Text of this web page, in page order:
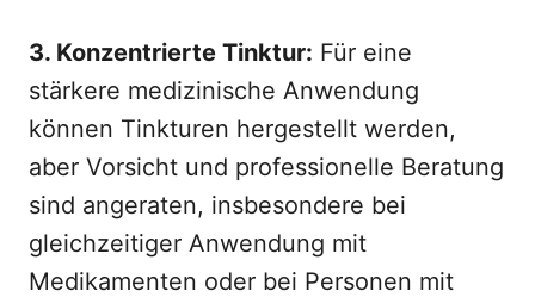
3. Konzentrierte Tinktur: Für eine
stärkere medizinische Anwendung
können Tinkturen hergestellt werden,
aber Vorsicht und professionelle Beratung
sind angeraten, insbesondere bei
gleichzeitiger Anwendung mit
Medikamenten oder bei Personen mit